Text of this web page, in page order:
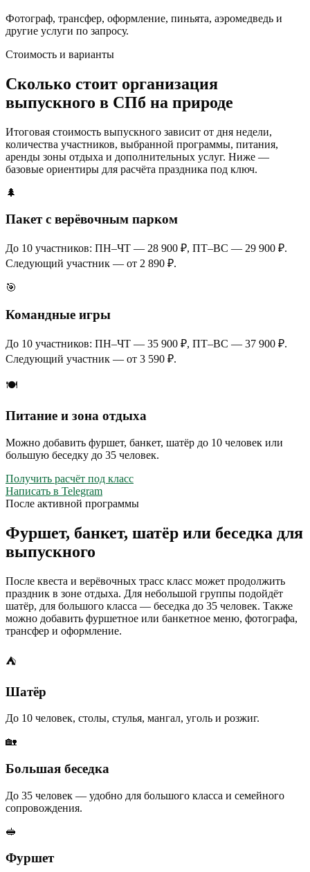
Фотограф, трансфер, оформление, пиньята, аэромедведь и
другие услуги по запросу.
Стоимость и варианты
Сколько стоит организация
выпускного в СПб на природе
Итоговая стоимость выпускного зависит от дня недели,
количества участников, выбранной программы, питания,
аренды зоны отдыха и дополнительных услуг. Ниже —
базовые ориентиры для расчёта праздника под ключ.
🌲
Пакет с верёвочным парком
До 10 участников: ПН–ЧТ — 28 900 ₽, ПТ–ВС — 29 900 ₽.
Следующий участник — от 2 890 ₽.
🎯
Командные игры
До 10 участников: ПН–ЧТ — 35 900 ₽, ПТ–ВС — 37 900 ₽.
Следующий участник — от 3 590 ₽.
🍽️
Питание и зона отдыха
Можно добавить фуршет, банкет, шатёр до 10 человек или
большую беседку до 35 человек.
Получить расчёт под класс
Написать в Telegram
После активной программы
Фуршет, банкет, шатёр или беседка для
выпускного
После квеста и верёвочных трасс класс может продолжить
праздник в зоне отдыха. Для небольшой группы подойдёт
шатёр, для большого класса — беседка до 35 человек. Также
можно добавить фуршетное или банкетное меню, фотографа,
трансфер и оформление.
⛺
Шатёр
До 10 человек, столы, стулья, мангал, уголь и розжиг.
🏡
Большая беседка
До 35 человек — удобно для большого класса и семейного
сопровождения.
🥪
Фуршет